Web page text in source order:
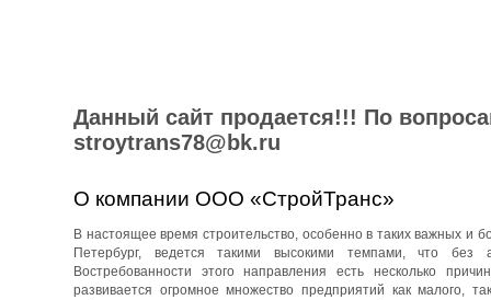
Данный сайт продается!!! По
stroytrans78@bk.ru
О компании ООО «СтройТранс»
В настоящее время строительство, особенно в таких важных и
Петербург, ведется такими высокими темпами, что без
Востребованности этого направления есть несколько
развивается огромное множество предприятий как малого,